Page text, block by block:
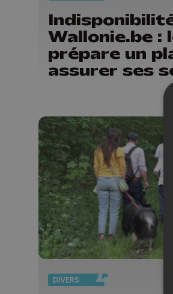
Wallonie.be :
prépare un
assurer ses
DIVERS